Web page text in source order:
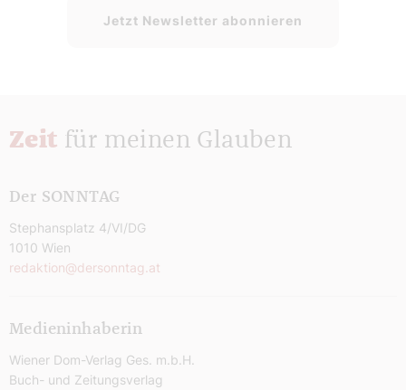
Jetzt Newsletter abonnieren
Zeit für meinen Glauben
Der SONNTAG
Stephansplatz 4/VI/DG
1010 Wien
redaktion@dersonntag.at
Medieninhaberin
Wiener Dom-Verlag Ges. m.b.H.
Buch- und Zeitungsverlag